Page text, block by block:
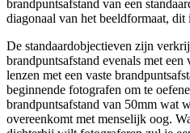
brandpuntsafstand van een
diagonaal van het beeldformaat,
De standaardobjectieven zijn
brandpuntsafstand evenals met
lenzen met een vaste
beginnende fotografen om te
brandpuntsafstand van 50mm wat
overeenkomt met menselijk oog.